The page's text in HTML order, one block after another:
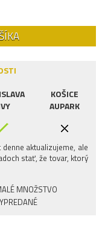
KOŠICE
AUPARK
aktualizujeme, ale
stať, že tovar, ktorý
MNOŽSTVO